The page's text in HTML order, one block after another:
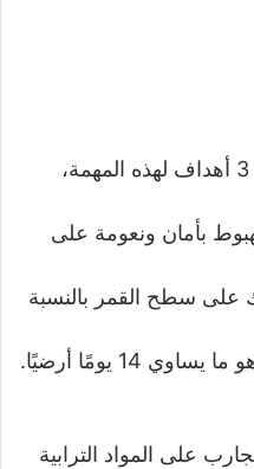
وكالة الفضاء الهندية قد حددت 3 أهداف لهذه المهمة،
بأمان ونعومة على
على سطح القمر بالنسبة
14 يومًا أرضيًا.
على المواد الترابية